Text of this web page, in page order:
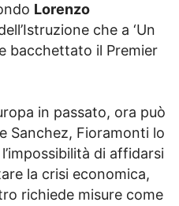
Lorenzo
che a ‘Un
bacchettato il Premier
in passato, ora può
Sanchez, Fioramonti lo
di affidarsi
la crisi economica,
richiede misure come